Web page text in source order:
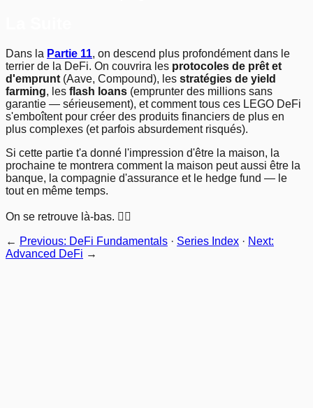
Dans la Partie 11, on descend plus profondément dans le
terrier de la DeFi. On couvrira les protocoles de prêt et
d'emprunt (Aave, Compound), les stratégies de yield
farming, les flash loans (emprunter des millions sans
garantie — sérieusement), et comment tous ces LEGO DeFi
s'emboîtent pour créer des produits financiers de plus en
plus complexes (et parfois absurdement risqués).
Si cette partie t'a donné l'impression d'être la maison, la
prochaine te montrera comment la maison peut aussi être la
banque, la compagnie d'assurance et le hedge fund — le
tout en même temps.
On se retrouve là-bas. 🏊‍♂️
← Previous: DeFi Fundamentals · Series Index · Next:
Advanced DeFi →